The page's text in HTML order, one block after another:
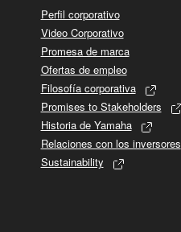
Perfil corporativo
Video Corporativo
Promesa de marca
Ofertas de empleo
Filosofía corporativa
Promises to Stakeholders
Historia de Yamaha
Relaciones con los inversores
Sustainability